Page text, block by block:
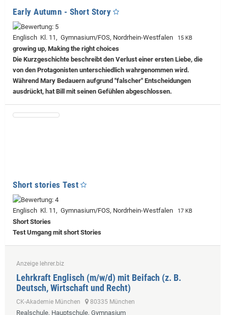
Early Autumn - Short Story
Englisch Kl. 11, Gymnasium/FOS, Nordrhein-Westfalen 15 KB
growing up, Making the right choices
Die Kurzgeschichte beschreibt den Verlust einer ersten Liebe, die
von den Protagonisten unterschiedlich wahrgenommen wird.
Während Mary Bedauern aufgrund "falscher" Entscheidungen
ausdrückt, hat Bill mit seinen Gefühlen abgeschlossen.
Short stories Test
Englisch Kl. 11, Gymnasium/FOS, Nordrhein-Westfalen 17 KB
Short Stories
Test Umgang mit short Stories
Anzeige lehrer.biz
Lehrkraft Englisch (m/w/d) mit Beifach (z. B.
Deutsch, Wirtschaft und Recht)
CK-Akademie München 80335 München
Realschule, Hauptschule, Gymnasium